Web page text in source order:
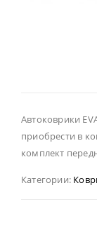
Автоковрики
приобрести в
комплект
Категории: